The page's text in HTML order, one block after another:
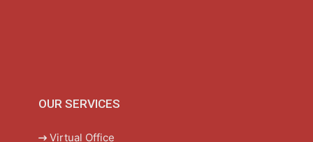
OUR SERVICES
Virtual Office